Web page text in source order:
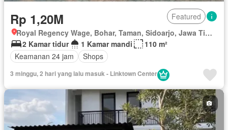
Rp 1,20M
Featured
Royal Regency Wage, Bohar, Taman, Sidoarjo, Jawa Timur
2 Kamar tidur
1 Kamar mandi
110 m²
Keamanan 24 jam
Shops
3 minggu, 2 hari yang lalu masuk - Linktown Center